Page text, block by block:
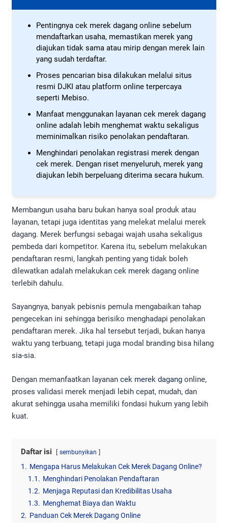
Pentingnya cek merek dagang online sebelum
mendaftarkan usaha, memastikan merek yang
diajukan tidak sama atau mirip dengan merek lain
yang sudah terdaftar.
Proses pencarian bisa dilakukan melalui situs
resmi DJKI atau platform online terpercaya
seperti Mebiso.
Manfaat menggunakan layanan cek merek dagang
online adalah lebih menghemat waktu sekaligus
meminimalkan risiko penolakan pendaftaran.
Menghindari penolakan registrasi merek dengan
cek merek. Dengan riset menyeluruh, merek yang
diajukan lebih berpeluang diterima secara hukum.
Membangun usaha baru bukan hanya soal produk atau
layanan, tetapi juga identitas yang melekat melalui merek
dagang. Merek berfungsi sebagai wajah usaha sekaligus
pembeda dari kompetitor. Karena itu, sebelum melakukan
pendaftaran resmi, langkah penting yang tidak boleh
dilewatkan adalah melakukan cek merek dagang online
terlebih dahulu.
Sayangnya, banyak pebisnis pemula mengabaikan tahap
pengecekan ini sehingga berisiko menghadapi penolakan
pendaftaran merek. Jika hal tersebut terjadi, bukan hanya
waktu yang terbuang, tetapi juga modal branding bisa hilang
sia-sia.
Dengan memanfaatkan layanan cek merek dagang online,
proses validasi merek menjadi lebih cepat, mudah, dan
akurat sehingga usaha memiliki fondasi hukum yang lebih
kuat.
Daftar isi sembunyikan
1. Mengapa Harus Melakukan Cek Merek Dagang Online?
1.1. Menghindari Penolakan Pendaftaran
1.2. Menjaga Reputasi dan Kredibilitas Usaha
1.3. Menghemat Biaya dan Waktu
2. Panduan Cek Merek Dagang Online